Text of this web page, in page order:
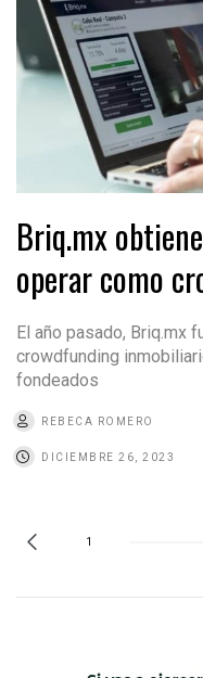
Briq.mx
operar como
El año pasado, Briq.mx
crowdfunding
fondeados
REBECA ROMERO
DICIEMBRE 26, 2023
1